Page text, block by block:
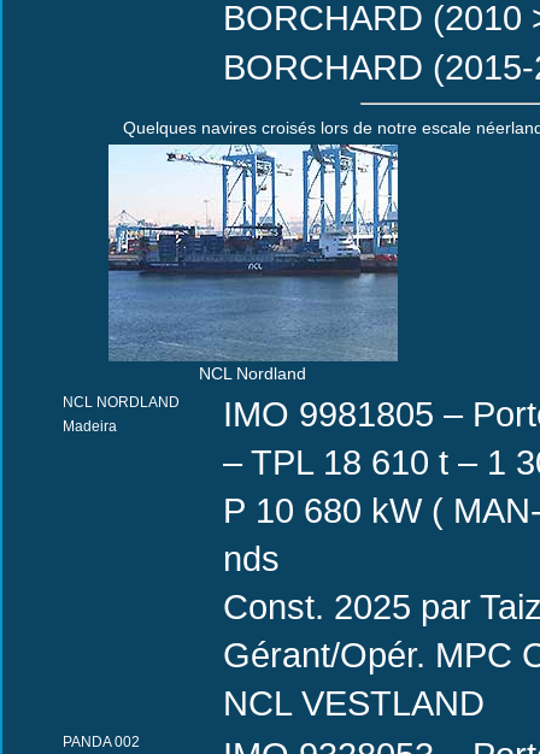
BORCHARD (2010
BORCHARD
Quelques navires croisés lors de notre escale
NCL Nordland
NCL NORDLAND
Madeira
IMO 9981805 –
– TPL 18 610 t – 1
P 10 680 kW (
nds
Const. 2025 par
Gérant/Opér. MPC
NCL VESTLAND
PANDA 002